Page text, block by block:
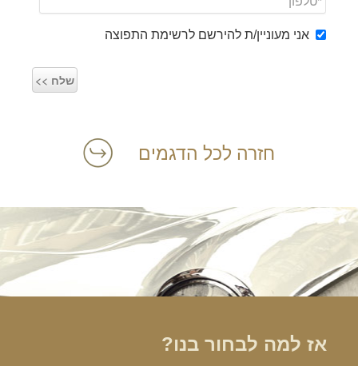
אני מעוניין/ת להירשם לרשימת התפוצה
חזרה לכל הדגמים
אז למה לבחור בנו?
הרכב הוא האהבה הראשונה שלך?
במקום לקבל שטויות במייל, הירשם ותתחיל לקבל מאיתנו אהבה מוטורית